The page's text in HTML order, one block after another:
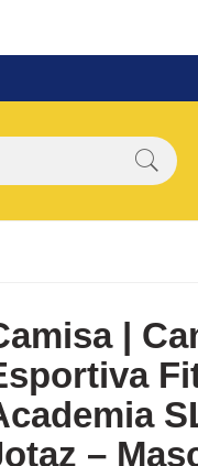
|
–